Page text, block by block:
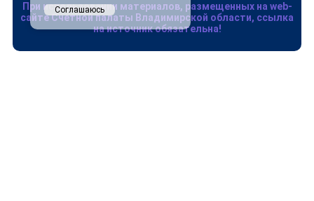
При использовании материалов, размещенных на web-
сайте Счетной палаты Владимирской области, ссылка
на источник обязательна!
Соглашаюсь